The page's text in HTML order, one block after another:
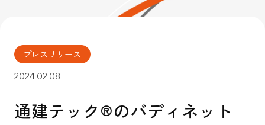
企業情報
インフォメーション
プレスリリース
2024.02.08
通建テック®のバディネット